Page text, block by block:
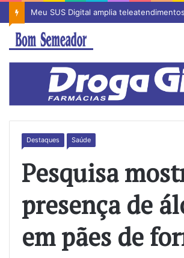
Destaques Saúde
Pesquisa
presença de
em pães de